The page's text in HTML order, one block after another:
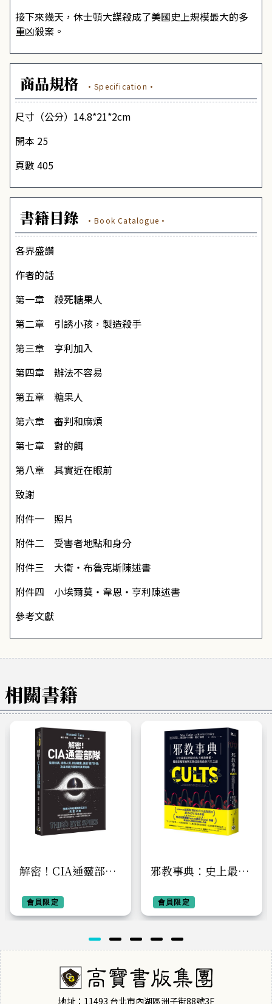
接下來幾天，休士頓大謀殺成了美國史上規模最大的多
重凶殺案。
商品規格 ·Specification·
尺寸（公分）14.8*21*2cm
開本 25
頁數 405
書籍目錄 ·Book Catalogue·
各界盛讚
作者的話
第一章 殺死糖果人
第二章 引誘小孩，製造殺手
第三章 亨利加入
第四章 辦法不容易
第五章 糖果人
第六章 審判和麻煩
第七章 對的餌
第八章 其實近在眼前
致謝
附件一 照片
附件二 受害者地點和身分
附件三 大衛・布魯克斯陳述書
附件四 小埃爾莫・韋恩・亨利陳述書
參考文獻
相關書籍
解密！CIA通靈部
人質、刑偵破案，美
國「星門計畫」及遙
視能力開發的真實記
錄
會員限定
邪教事典：史上最惡
體，揭露惡魔領袖與
狂熱信徒的致命共生
之謎
會員限定
地址：11493 台北市內湖區洲子街88號3F